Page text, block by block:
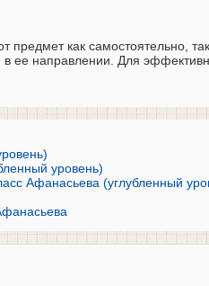
как самостоятельно,
ее направлении. Для
уровень)
Афанасьева (углубленный